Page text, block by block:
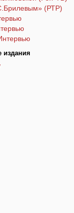
(РТР)
издания